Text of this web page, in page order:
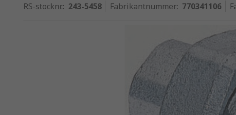
RS-stocknr.: 243-5458 Fabrikantnummer: 770341106